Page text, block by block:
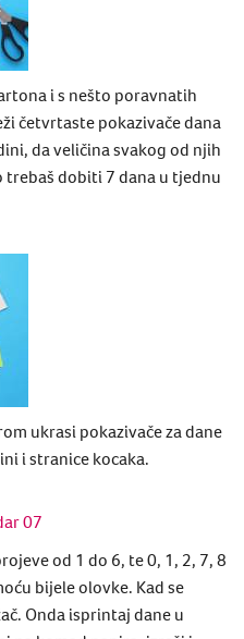
i s nešto poravnatih
četvrtaste pokazivače dana
da veličina svakog od njih
trebaš dobiti 7 dana u tjednu
ukrasi pokazivače za dane
i stranice kocaka.
od 1 do 6, te 0, 1, 2, 7, 8
bijele olovke. Kad se
Onda isprintaj dane u